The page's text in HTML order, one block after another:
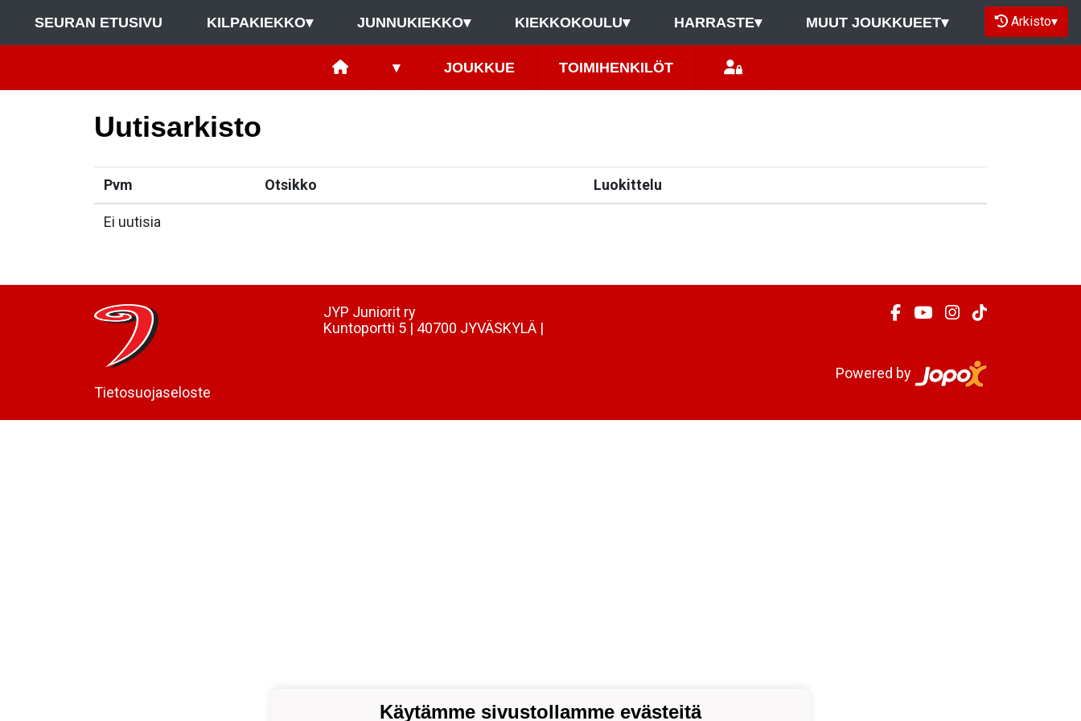
SEURAN ETUSIVU KILPAKIEKKO▾ JUNNUKIEKKO▾ KIEKKOKOULU▾ HARRASTE▾ MUUT JOUKKUEET▾ Arkisto▾
▾ JOUKKUE TOIMIHENKILÖT
Uutisarkisto
Pvm Otsikko Luokittelu
Ei uutisia
Tietosuojaseloste
JYP Juniorit ry
Kuntoportti 5 | 40700 JYVÄSKYLÄ |
Powered by
Käytämme sivustollamme evästeitä